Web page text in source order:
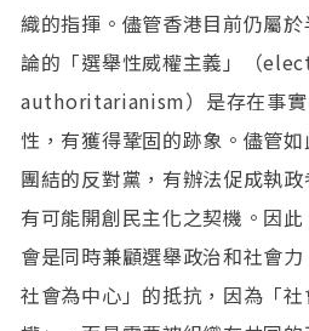
織的指揮。儘管香港目前仍屬
論的「選舉性威權主義」（
authoritarianism）是存在事實
性，有獲得鞏固的跡象。儘管
團結的反對黨，有辦法促成執
有可能開創民主化之契機。因
會是同時兼顧選舉政治和社會
社會為中心」的抵抗，因為「